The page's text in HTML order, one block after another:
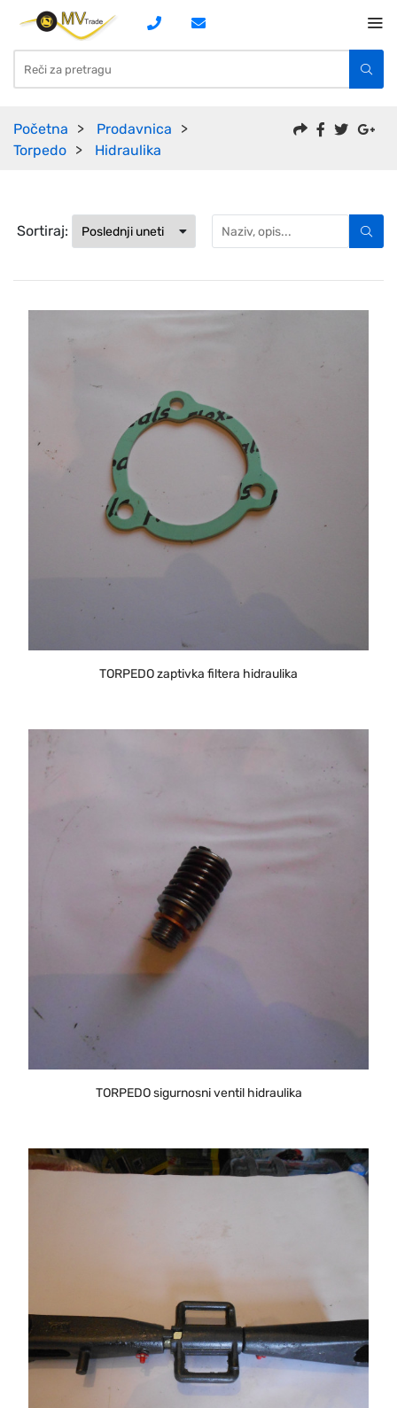
Početna
Prodavnica
Torpedo
Hidraulika
Sortiraj:
TORPEDO zaptivka filtera hidraulika
TORPEDO sigurnosni ventil hidraulika